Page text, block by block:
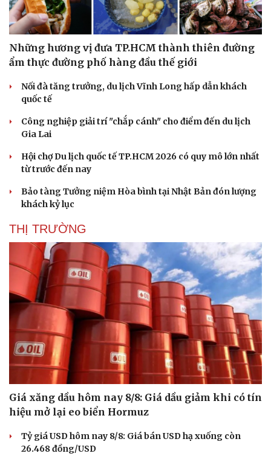
Những hương vị đưa TP.HCM thành thiên đường
ẩm thực đường phố hàng đầu thế giới
Nối đà tăng trưởng, du lịch Vĩnh Long hấp dẫn khách
quốc tế
Công nghiệp giải trí "chắp cánh" cho điểm đến du lịch
Gia Lai
Hội chợ Du lịch quốc tế TP.HCM 2026 có quy mô lớn nhất
từ trước đến nay
Bảo tàng Tưởng niệm Hòa bình tại Nhật Bản đón lượng
khách kỷ lục
THỊ TRƯỜNG
Giá xăng dầu hôm nay 8/8: Giá dầu giảm khi có tín
hiệu mở lại eo biển Hormuz
Tỷ giá USD hôm nay 8/8: Giá bán USD hạ xuống còn
26.468 đồng/USD